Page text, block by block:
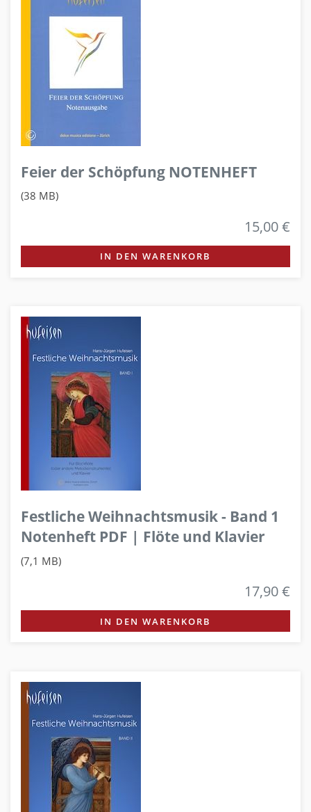
Feier der Schöpfung NOTENHEFT
(38 MB)
15,00 €
IN DEN WARENKORB
Festliche Weihnachtsmusik - Band 1
Notenheft PDF | Flöte und Klavier
(7,1 MB)
17,90 €
IN DEN WARENKORB